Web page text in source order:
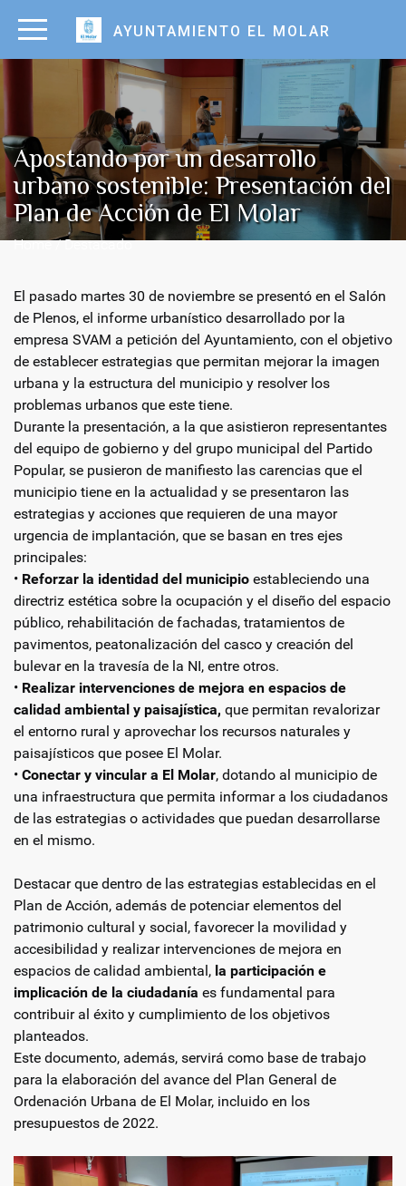
AYUNTAMIENTO EL MOLAR
Apostando por un desarrollo
urbano sostenible: Presentación del
Plan de Acción de El Molar
Home / Destacado
El pasado martes 30 de noviembre se presentó en el Salón
de Plenos, el informe urbanístico desarrollado por la
empresa SVAM a petición del Ayuntamiento, con el objetivo
de establecer estrategias que permitan mejorar la imagen
urbana y la estructura del municipio y resolver los
problemas urbanos que este tiene.
Durante la presentación, a la que asistieron representantes
del equipo de gobierno y del grupo municipal del Partido
Popular, se pusieron de manifiesto las carencias que el
municipio tiene en la actualidad y se presentaron las
estrategias y acciones que requieren de una mayor
urgencia de implantación, que se basan en tres ejes
principales:
• Reforzar la identidad del municipio estableciendo una
directriz estética sobre la ocupación y el diseño del espacio
público, rehabilitación de fachadas, tratamientos de
pavimentos, peatonalización del casco y creación del
bulevar en la travesía de la NI, entre otros.
• Realizar intervenciones de mejora en espacios de
calidad ambiental y paisajística, que permitan revalorizar
el entorno rural y aprovechar los recursos naturales y
paisajísticos que posee El Molar.
• Conectar y vincular a El Molar, dotando al municipio de
una infraestructura que permita informar a los ciudadanos
de las estrategias o actividades que puedan desarrollarse
en el mismo.
Destacar que dentro de las estrategias establecidas en el
Plan de Acción, además de potenciar elementos del
patrimonio cultural y social, favorecer la movilidad y
accesibilidad y realizar intervenciones de mejora en
espacios de calidad ambiental, la participación e
implicación de la ciudadanía es fundamental para
contribuir al éxito y cumplimiento de los objetivos
planteados.
Este documento, además, servirá como base de trabajo
para la elaboración del avance del Plan General de
Ordenación Urbana de El Molar, incluido en los
presupuestos de 2022.